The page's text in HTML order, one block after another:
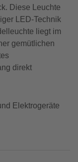
Diese Leuchte
LED-Technik
liegt im
gemütlichen
direkt
Elektrogeräte